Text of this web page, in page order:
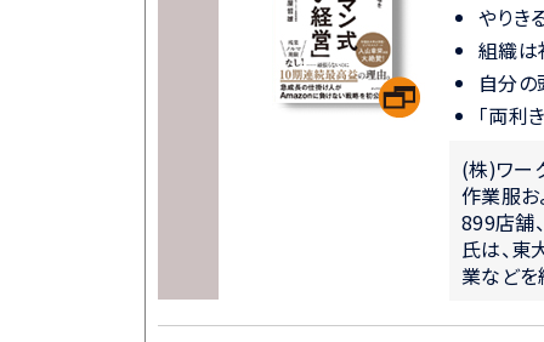
やりき
組織は
自分の
「両利
(株)ワ
作業服お
899店舗
氏は、東
業などを